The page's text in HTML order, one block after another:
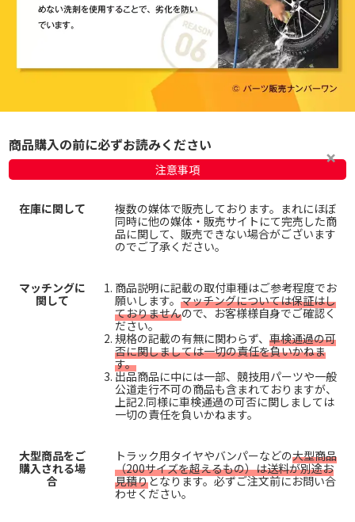
商品購入の前に必ずお読みください
注意事項
在庫に関して
複数の媒体で販売しております。まれにほぼ
同時に他の媒体・販売サイトにて完売した商
品に関して、販売できない場合がございます
のでご了承ください。
マッチングに
関して
商品説明に記載の取付車種はご参考程度でお
願いします。 マッチングについては保証はし
ておりませんので、お客様様自身でご確認く
ださい。
規格の記載の有無に関わらず、 車検通過の可
否に関しましては一切の責任を負いかねま
す。
出品商品に中には一部、競技用パーツや一般
公道走行不可の商品も含まれておりますが、
上記2.同様に車検通過の可否に関しましては
一切の責任を負いかねます。
大型商品をご
購入される場
合
トラック用タイヤやバンパーなどの大型商品
（200サイズを超えるもの）は送料が別途お
見積りとなります。必ずご注文前にお問い合
わせください。